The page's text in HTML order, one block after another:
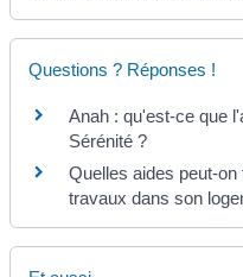
Questions ? Réponses !
Anah : qu'est-ce que
Sérénité ?
Quelles aides peut-
travaux dans son